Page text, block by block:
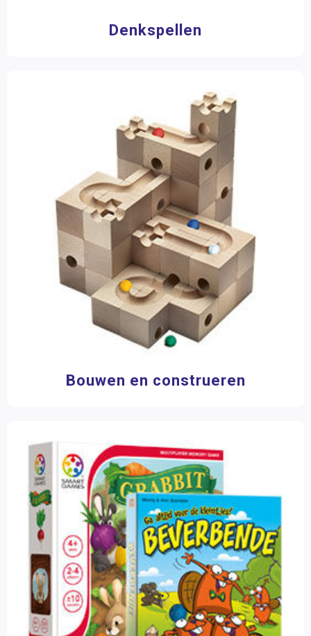
2 - 4 spelers(5)
2 spelers(1)
3 spelers(1)
4 - 6 spelers(4)
4 spelers (1)
Toon meer
Speelduur
15 - 30 minuten(2)
30 - 45 minuten
45 - 60 minuten(3)
Denkspellen
Bouwen en construeren